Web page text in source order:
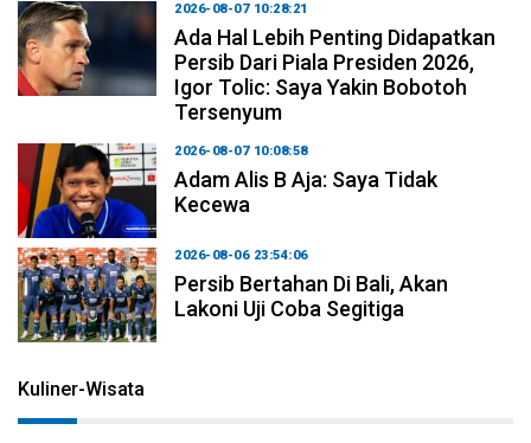
2026-08-07 10:28:21
Ada Hal Lebih Penting Didapatkan
Persib Dari Piala Presiden 2026,
Igor Tolic: Saya Yakin Bobotoh
Tersenyum
2026-08-07 10:08:58
Adam Alis B Aja: Saya Tidak
Kecewa
2026-08-06 23:54:06
Persib Bertahan Di Bali, Akan
Lakoni Uji Coba Segitiga
Kuliner-Wisata